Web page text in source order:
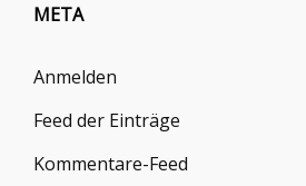
META
Anmelden
Feed der Einträge
Kommentare-Feed